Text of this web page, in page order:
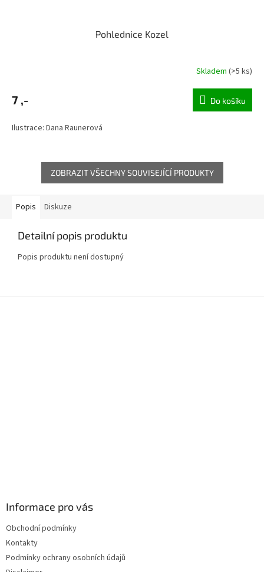
Pohlednice Kozel
Skladem (>5 ks)
7 ,- Do košíku
Ilustrace: Dana Raunerová
ZOBRAZIT VŠECHNY SOUVISEJÍCÍ PRODUKTY
Popis Diskuze
Detailní popis produktu
Popis produktu není dostupný
Informace pro vás
Obchodní podmínky
Kontakty
Podmínky ochrany osobních údajů